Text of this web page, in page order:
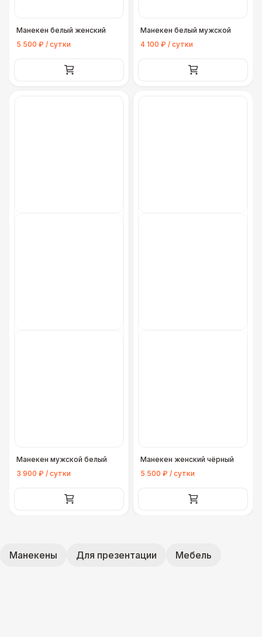
Манекен белый женский
5 500 ₽ / сутки
Манекен белый мужской
4 100 ₽ / сутки
Манекен мужской белый
3 900 ₽ / сутки
Манекен женский чёрный
5 500 ₽ / сутки
Манекены Для презентации Мебель